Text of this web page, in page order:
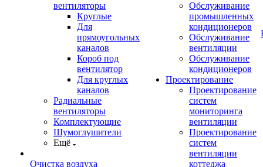
вентиляторы
Круглые
Для
прямоугольных
каналов
Короб под
вентилятор
Для круглых
каналов
Радиальные
вентиляторы
Комплектующие
Шумоглушители
Ещё
Очистка воздуха
Обслуживание
промышленных
кондиционеров
Обслуживание
вентиляции
Обслуживание
кондиционеров
Проектирование
Проектирование
систем
мониторинга
вентиляции
Проектирование
систем
вентиляции
коттеджа